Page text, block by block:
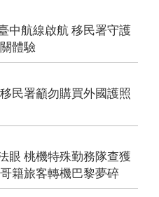
中航線啟航 移民署守護
體驗
民署籲勿購買外國護照
眼 桃機特殊勤務隊查獲
籍旅客轉機巴黎夢碎